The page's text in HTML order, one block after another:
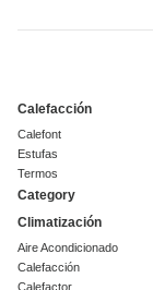
Calefacción
Calefont
Estufas
Termos
Category
Climatización
Aire Acondicionado
Calefacción
Calefactor